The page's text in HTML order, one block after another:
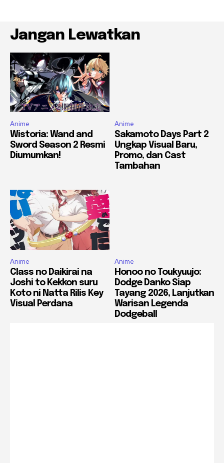
Jangan Lewatkan
Anime
Wistoria: Wand and
Sword Season 2 Resmi
Diumumkan!
Anime
Sakamoto Days Part 2
Ungkap Visual Baru,
Promo, dan Cast
Tambahan
Anime
Class no Daikirai na
Joshi to Kekkon suru
Koto ni Natta Rilis Key
Visual Perdana
Anime
Honoo no Toukyuujo:
Dodge Danko Siap
Tayang 2026, Lanjutkan
Warisan Legenda
Dodgeball